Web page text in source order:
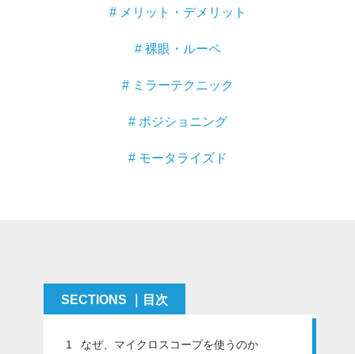
# メリット・デメリット
# 裸眼・ルーペ
# ミラーテクニック
# ポジショニング
# モータライズド
SECTIONS ｜目次
1 なぜ、マイクロスコープを使うのか